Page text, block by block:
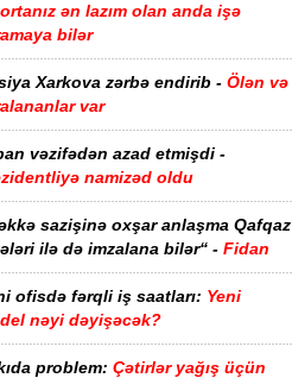
ən lazım olan anda işə
bilər
Xarkova zərbə endirib - Ölən və
var
vəzifədən azad etmişdi -
namizəd oldu
sazişinə oxşar anlaşma Qafqaz
ilə də imzalana bilər“ - Fidan
ofisdə fərqli iş saatları: Yeni
nəyi dəyişəcək?
problem: Çətirlər yağış üçün